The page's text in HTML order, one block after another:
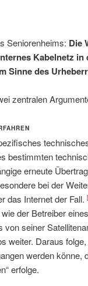
Seniorenheims: Die
Kabelnetz
Sinne des
zentralen
bestimmten
erneute
bei der
das Internet der Fall.
der Betreiber
seiner
weiter. Daraus
werden könne,
erfolge.